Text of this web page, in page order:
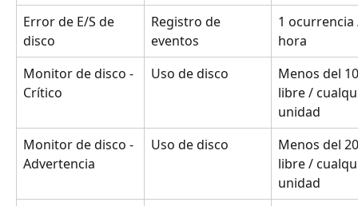
Error de E/S de
disco
Registro de
eventos
1
hora
Monitor de disco -
Crítico
Uso de disco
Menos del
libre /
unidad
Monitor de disco -
Advertencia
Uso de disco
Menos del
libre /
unidad